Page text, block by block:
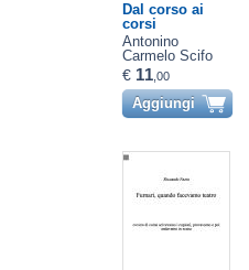
Dal corso ai
corsi
Antonino
Carmelo Scifo
€ 11 ,00
Aggiungi